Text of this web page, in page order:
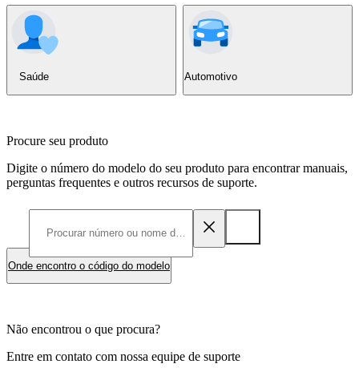
Saúde Automotivo
Procure seu produto
Digite o número do modelo do seu produto para encontrar manuais,
perguntas frequentes e outros recursos de suporte.
Onde encontro o código do modelo
Não encontrou o que procura?
Entre em contato com nossa equipe de suporte